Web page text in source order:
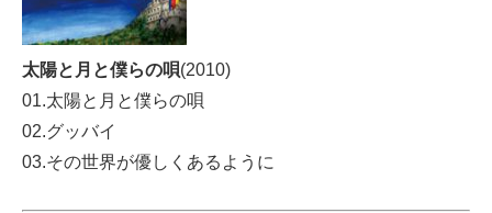
太陽と月と僕らの唄(2010)
01.太陽と月と僕らの唄
02.グッバイ
03.その世界が優しくあるように